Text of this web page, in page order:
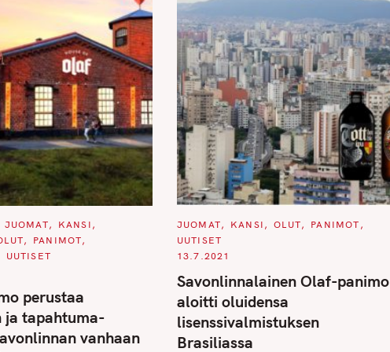
JUOMAT
KANSI
PANIMOT
UUTISET
perustaa
ja tapahtuma-
vanhaan
C
T
E
O
R
E
S
JUOMAT KANSI OLUT
PANIMOT
UUTISET
13.7.2021
Savonlinnalainen Olaf-panimo
aloitti oluidensa
lisenssivalmistuksen
Brasiliassa